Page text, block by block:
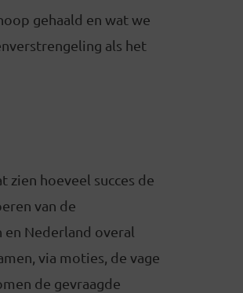
gehaald en wat we
als het
zien hoeveel succes de
van de
Nederland overal
via moties, de vage
de gevraagde